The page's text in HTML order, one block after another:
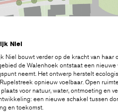
Niel
Niel bouwt verder op de kracht van haar
de Walenhoek ontstaat een
neemt. Het ontwerp herstelt
opnieuw voelbaar. Open
voor natuur, water, ontmoeting en
een nieuwe schakel tussen
en toekomst.